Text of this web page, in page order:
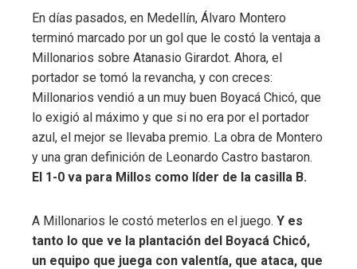
En días pasados, en Medellín, Álvaro Montero
terminó marcado por un gol que le costó la ventaja a
Millonarios sobre Atanasio Girardot. Ahora, el
portador se tomó la revancha, y con creces:
Millonarios vendió a un muy buen Boyacá Chicó, que
lo exigió al máximo y que si no era por el portador
azul, el mejor se llevaba premio. La obra de Montero
y una gran definición de Leonardo Castro bastaron.
El 1-0 va para Millos como líder de la casilla B.
A Millonarios le costó meterlos en el juego. Y es
tanto lo que ve la plantación del Boyacá Chicó,
un equipo que juega con valentía, que ataca, que